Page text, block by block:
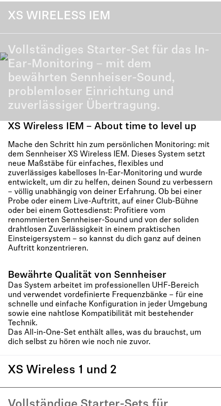
XS WIRELESS IEM
Vollständiges Starter-Set für das In-
Ear-Monitoring – mit dem
bewährten Sennheiser-Sound,
problemloser Einrichtung und
zuverlässiger Übertragung.
XS Wireless IEM – About time to level up
Mache den Schritt hin zum persönlichen Monitoring: mit
dem Sennheiser XS Wireless IEM. Dieses System setzt
neue Maßstäbe für einfaches, flexibles und
zuverlässiges kabelloses In-Ear-Monitoring und wurde
entwickelt, um dir zu helfen, deinen Sound zu verbessern
– völlig unabhängig von deiner Erfahrung. Ob bei einer
Probe oder einem Live-Auftritt, auf einer Club-Bühne
oder bei einem Gottesdienst: Profitiere vom
renommierten Sennheiser-Sound und von der soliden
drahtlosen Zuverlässigkeit in einem praktischen
Einsteigersystem – so kannst du dich ganz auf deinen
Auftritt konzentrieren.
Bewährte Qualität von Sennheiser
Das System arbeitet im professionellen UHF-Bereich
und verwendet vordefinierte Frequenzbänke – für eine
schnelle und einfache Konfiguration in jeder Umgebung
sowie eine nahtlose Kompatibilität mit bestehender
Technik.
Das All-in-One-Set enthält alles, was du brauchst, um
dich selbst zu hören wie noch nie zuvor.
XS Wireless 1 und 2